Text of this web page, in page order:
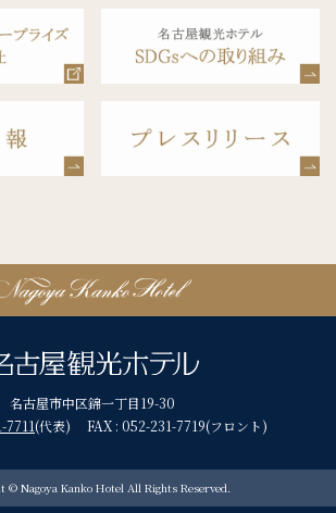
名古屋市中区錦一丁目19-30
7711(代表) FAX : 052-231-7719(フロント)
© Nagoya Kanko Hotel All Rights Reserved.